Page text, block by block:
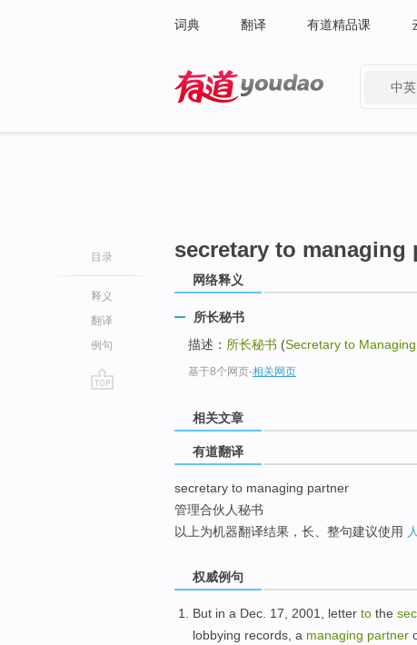
词典 翻译 有道精品课
中英
目录
释义
翻译
例句
secretary to managing
网络释义
所长秘书
描述： 所长秘书 (Secretary to
基于8个网页-相关网页
相关文章
有道翻译
secretary to managing partner
管理合伙人秘书
以上为机器翻译结果，长、整句建议使用
权威例句
But in a Dec. 17, 2001, letter to the
lobbying records, a managing partner